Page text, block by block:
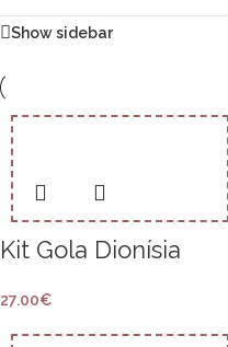
Show sidebar
Kit Gola Dionísia
27.00€